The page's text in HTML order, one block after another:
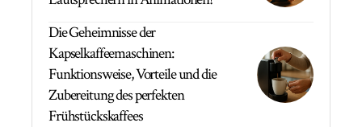
Die Geheimnisse der
Kapselkaffeemaschinen:
Funktionsweise, Vorteile und die
Zubereitung des perfekten
Frühstückskaffees